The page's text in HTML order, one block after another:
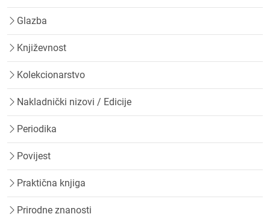
Glazba
Književnost
Kolekcionarstvo
Nakladnički nizovi / Edicije
Periodika
Povijest
Praktična knjiga
Prirodne znanosti